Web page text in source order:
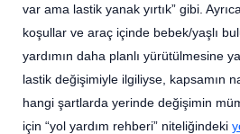
var ama lastik yanak yırtık” gibi.
koşullar ve araç içinde bebek/yaşlı
yardımın daha planlı yürütülmesine
lastik değişimiyle ilgiliyse, kapsamın
hangi şartlarda yerinde değişimin
için “yol yardım rehberi” niteliğindeki